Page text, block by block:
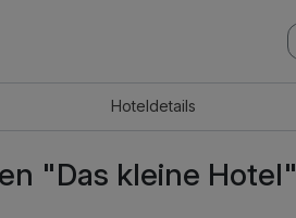
Hoteldetails
"Das kleine Hotel"